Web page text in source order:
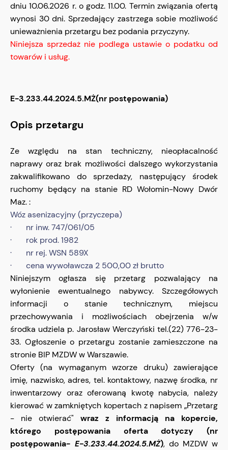
dniu 10.06.2026 r. o godz. 11.00. Termin związania ofertą
wynosi 30 dni. Sprzedający zastrzega sobie możliwość
unieważnienia przetargu bez podania przyczyny.
Niniejsza sprzedaż nie podlega ustawie o podatku od
towarów i usług.
E-3.233.44.2024.5.MŻ(nr postępowania)
Opis przetargu
Ze względu na stan techniczny, nieopłacalność
naprawy oraz brak możliwości dalszego wykorzystania
zakwalifikowano do sprzedaży, następujący środek
ruchomy będący na stanie RD Wołomin-Nowy Dwór
Maz. :
Wóz asenizacyjny (przyczepa)
· nr inw. 747/061/05
· rok prod. 1982
· nr rej. WSN 589X
· cena wywoławcza 2 500,00 zł brutto
Niniejszym ogłasza się przetarg pozwalający na
wyłonienie ewentualnego nabywcy. Szczegółowych
informacji o stanie technicznym, miejscu
przechowywania i możliwościach obejrzenia w/w
środka udziela p. Jarosław Werczyński tel.(22) 776-23-
33. Ogłoszenie o przetargu zostanie zamieszczone na
stronie BIP MZDW w Warszawie.
Oferty (na wymaganym wzorze druku) zawierające
imię, nazwisko, adres, tel. kontaktowy, nazwę środka, nr
inwentarzowy oraz oferowaną kwotę nabycia, należy
kierować w zamkniętych kopertach z napisem „Przetarg
- nie otwierać" wraz z informacją na kopercie,
którego postępowania oferta dotyczy (nr
postępowania- E-3.233.44.2024.5.MŻ), do MZDW w